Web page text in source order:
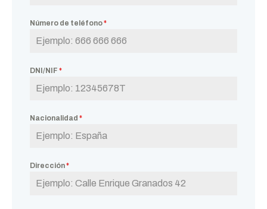
Número de teléfono*
DNI/NIF *
Nacionalidad *
Dirección*